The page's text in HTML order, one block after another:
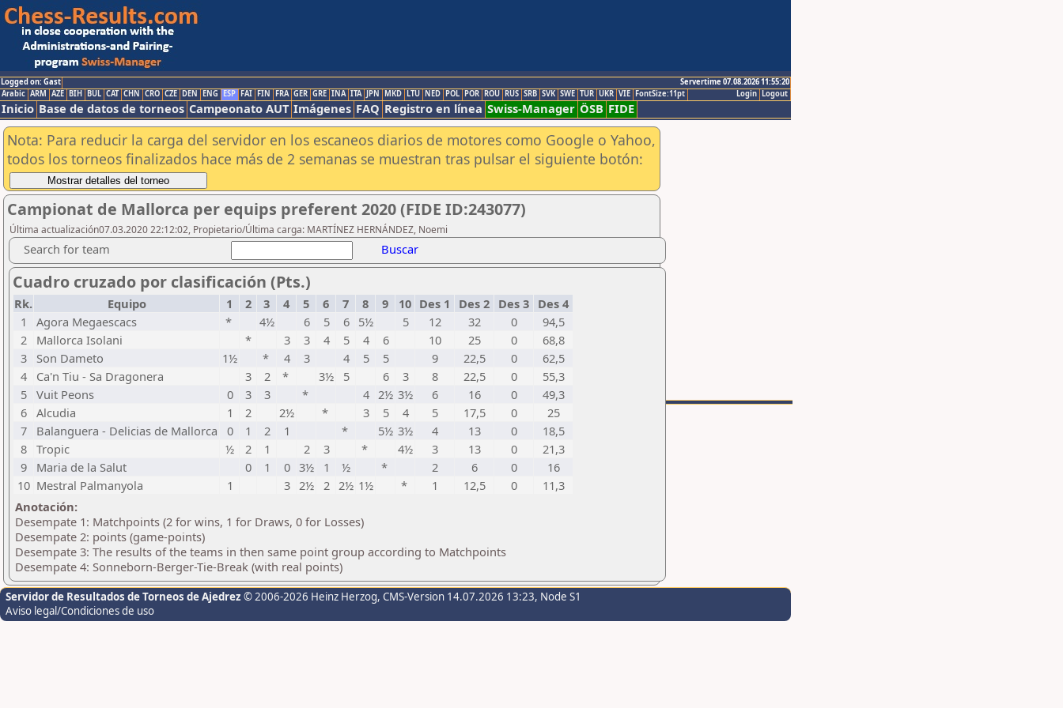
Logged on: Gast
Servertime 07.08.2026 11:55:20
Logout
Login
Arabic ARM AZE BIH BUL CAT CHN CRO CZE DEN ENG ESP FAI FIN FRA GER GRE INA ITA JPN MKD LTU NED POL POR ROU RUS SRB SVK SWE TUR UKR VIE FontSize:11pt
Inicio Base de datos de torneos Campeonato AUT Imágenes FAQ Registro en línea Swiss-Manager ÖSB FIDE
Nota: Para reducir la carga del servidor en los escaneos diarios de motores como Google o Yahoo,
todos los torneos finalizados hace más de 2 semanas se muestran tras pulsar el siguiente botón:
Campionat de Mallorca per equips preferent 2020 (FIDE ID:243077)
Última actualización07.03.2020 22:12:02, Propietario/Última carga: MARTÍNEZ HERNÁNDEZ, Noemi
Search for team Buscar
Cuadro cruzado por clasificación (Pts.)
Rk. Equipo 1 2 3 4 5 6 7 8 9 10 Des 1 Des 2 Des 3 Des 4
1
Agora Megaescacs * 4½ 6 5 6 5½ 5 12 32 0
94,5
2
Mallorca Isolani * 3 3 4 5 4 6 10 25 0
68,8
3
Son Dameto 1½ * 4 3 4 5 5 9 22,5 0
62,5
4
Ca'n Tiu - Sa Dragonera 3 2 * 3½ 5 6 3 8 22,5 0
55,3
5 Vuit Peons 0 3 3 * 4 2½ 3½ 6 16 0
49,3
6 Alcudia 1 2 2½ * 3 5 4 5 17,5 0
25
7
Balanguera - Delicias de Mallorca 0 1 2 1 * 5½ 3½ 4 13 0
18,5
8 Tropic ½ 2 1 2 3 * 4½ 3 13 0
21,3
9
Maria de la Salut 0 1 0 3½ 1 ½ * 2 6 0
16
10 Mestral Palmanyola 1 3 2½ 2 2½ 1½ * 1 12,5 0
11,3
Anotación:
Desempate 1: Matchpoints (2 for wins, 1 for Draws, 0 for Losses)
Desempate 2: points (game-points)
Desempate 3: The results of the teams in then same point group according to Matchpoints
Desempate 4: Sonneborn-Berger-Tie-Break (with real points)
Servidor de Resultados de Torneos de Ajedrez © 2006-2026 Heinz Herzog, CMS-Version 14.07.2026 13:23, Node S1
Aviso legal/Condiciones de uso